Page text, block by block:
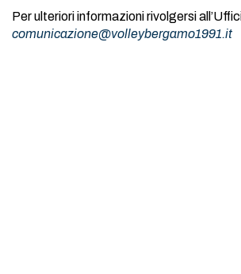
Per ulteriori informazioni rivolgersi
comunicazione@volleybergamo1991.it